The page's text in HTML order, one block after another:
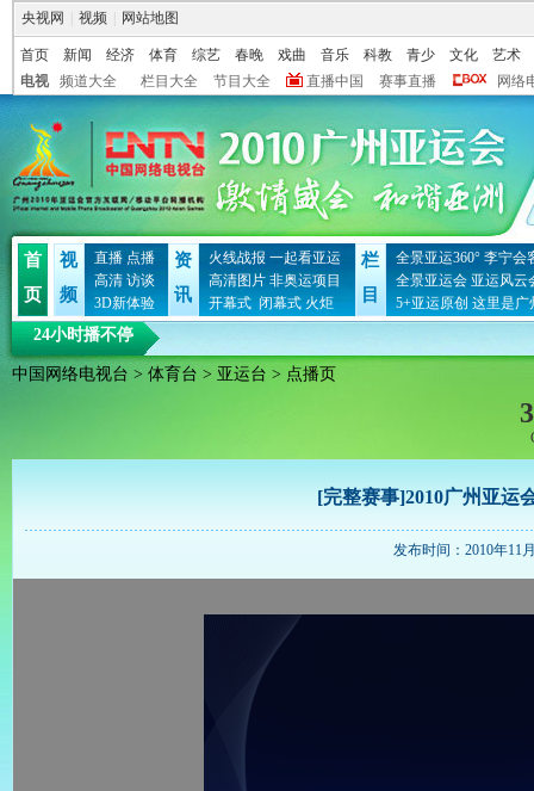
央视网 视频 网站地图
首页 新闻 经济 体育 综艺 春晚 戏曲 音乐 科教 青少 文化
艺术
电视
频道大全 栏目大全 节目大全 直播中国 赛事直播 网络
首
页
视
频
直播 点播
高清 访谈
3D新体验
资
讯
火线战报 一起看亚运
高清图片 非奥运项目
开幕式 闭幕式 火炬
栏
目
全景亚运360° 李宁会
全景亚运会 亚运风云
5+亚运原创 这里是广
24小时播不停
中国网络电视台 > 体育台 > 亚运台 > 点播页
[完整赛事]2010广州亚运
发布时间：2010年11